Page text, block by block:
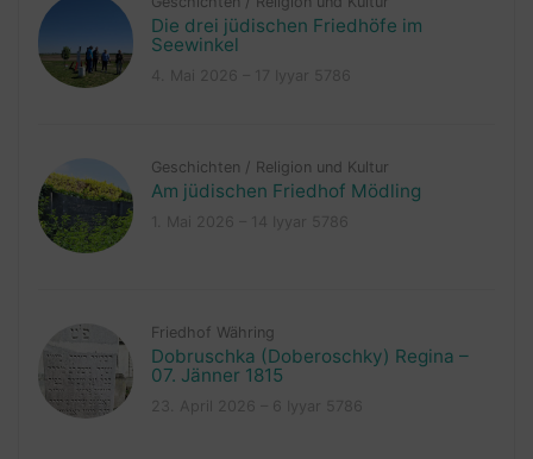
Die drei jüdischen Friedhöfe im
Seewinkel
Geschichten / Religion und Kultur
Am jüdischen Friedhof Mödling
Friedhof Währing
Dobruschka (Doberoschky) Regina –
07. Jänner 1815